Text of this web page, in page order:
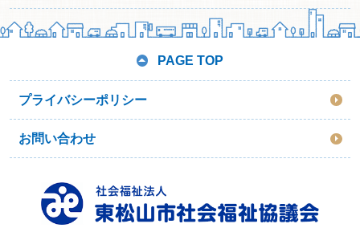
PAGE TOP
プライバシーポリシー
お問い合わせ